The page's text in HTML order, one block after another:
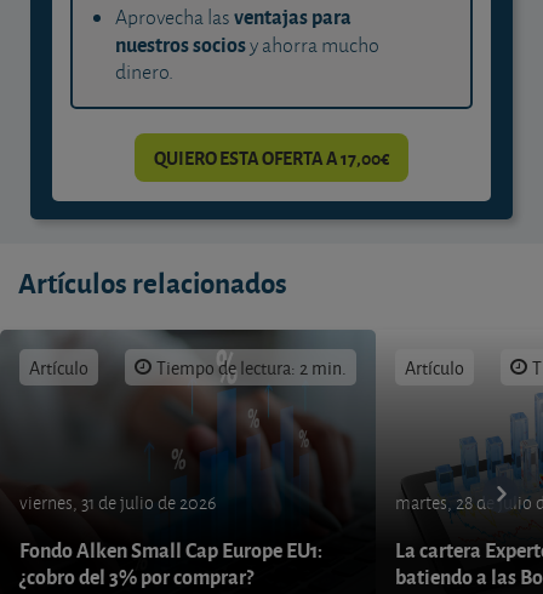
Aprovecha lasventajas para
nuestros sociosy ahorra mucho
dinero.
QUIERO ESTA OFERTA A 17,00€
Artículos relacionados
Artículo Tiempo de lectura: 2 min.
viernes, 31 de julio de 2026
Fondo Alken Small Cap Europe EU1:
¿cobro del 3% por comprar?
Artículo
martes, 28 de julio
La cartera
batiendo a las